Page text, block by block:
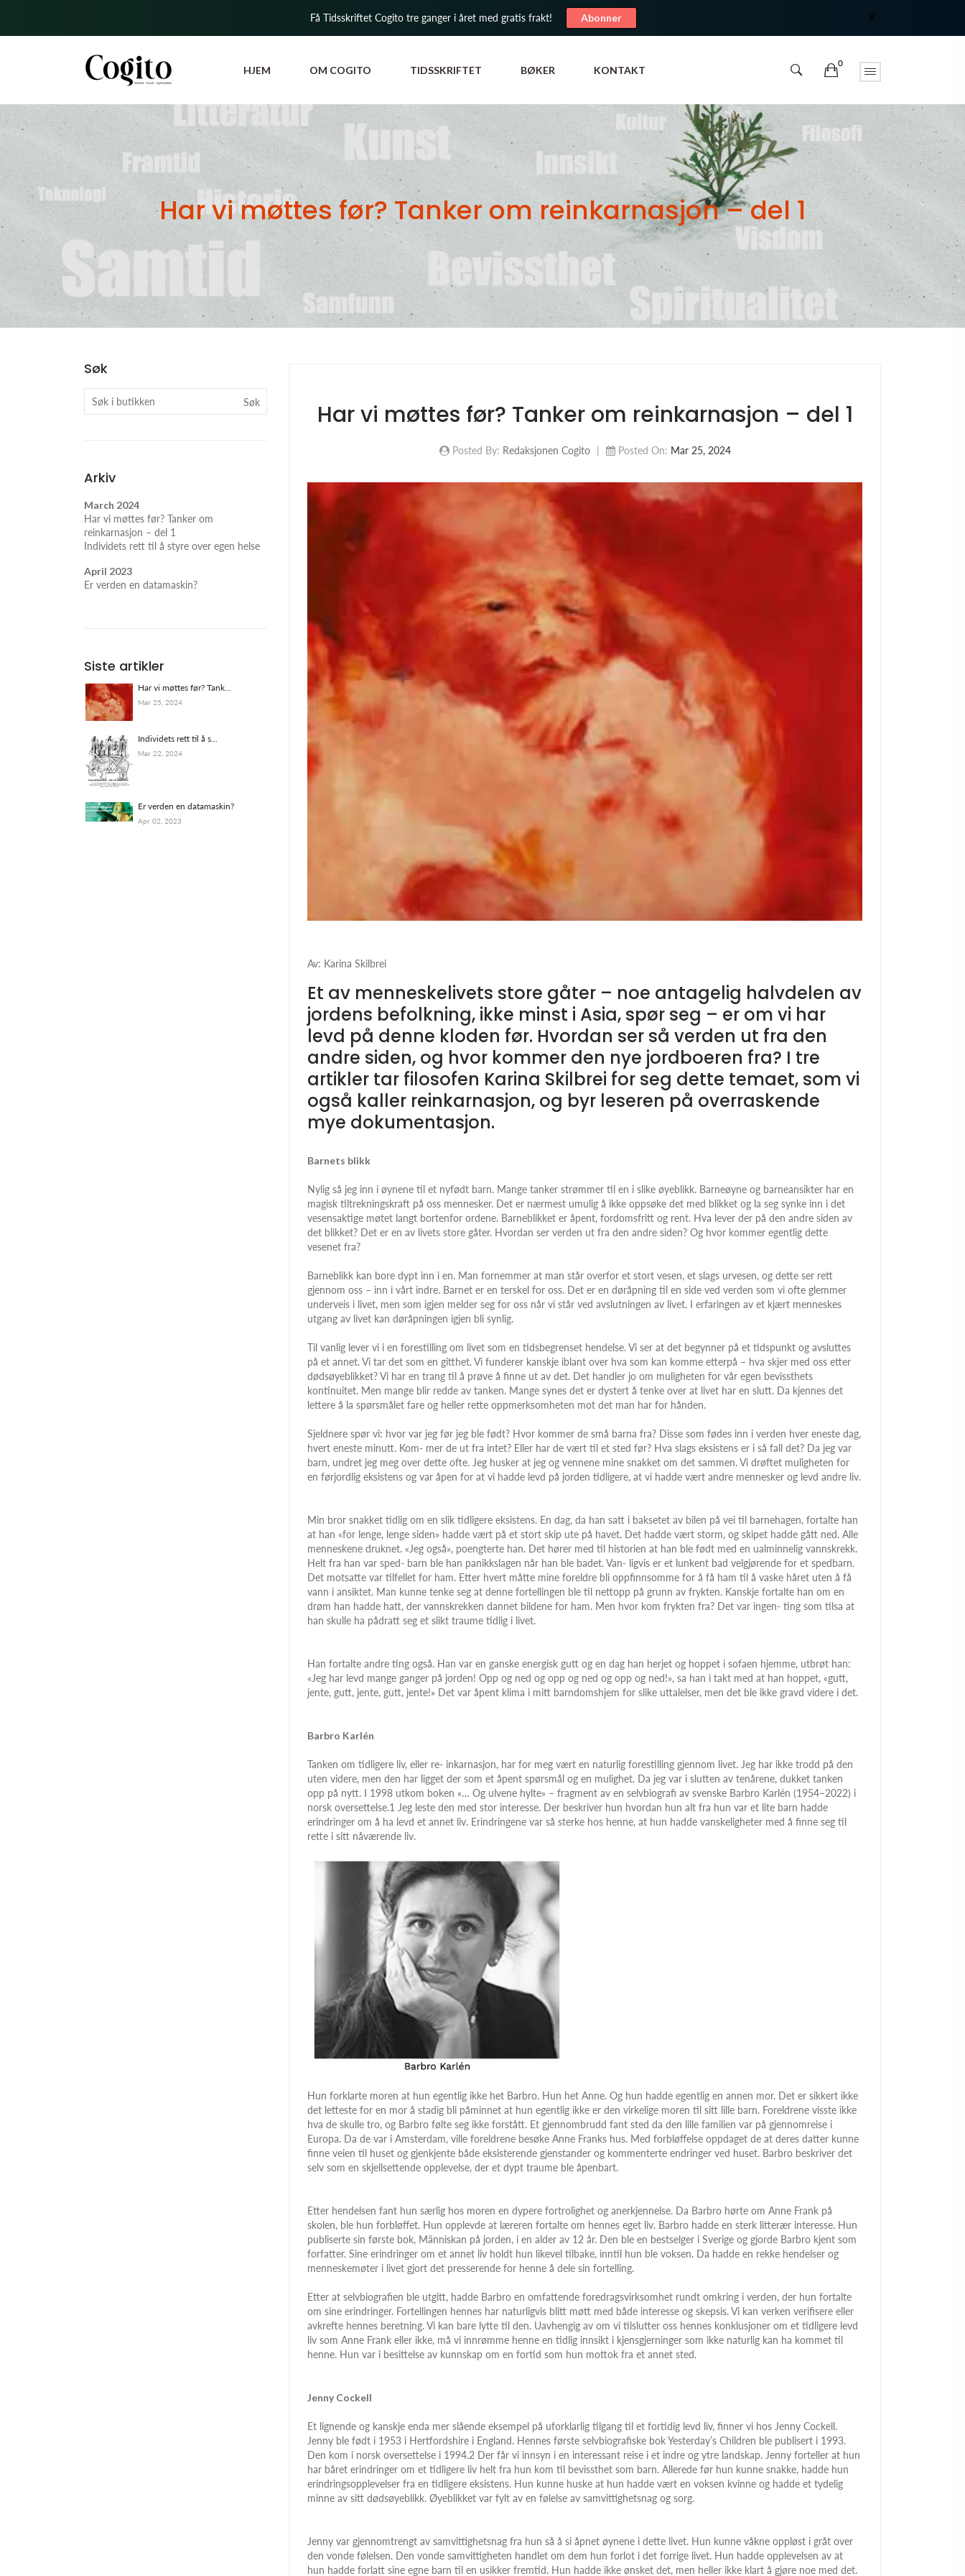
Få Tidsskriftet Cogito tre ganger i året med gratis frakt! Abonner X
HJEM OM COGITO TIDSSKRIFTET BØKER KONTAKT
0
Har vi møttes før? Tanker om reinkarnasjon – del 1
Søk
Søk
Arkiv
March 2024
Har vi møttes før? Tanker om
reinkarnasjon – del 1
Individets rett til å styre over egen helse
April 2023
Er verden en datamaskin?
Siste artikler
Har vi møttes før? Tank...
Mar 25, 2024
Individets rett til å s...
Mar 22, 2024
Er verden en datamaskin?
Apr 02, 2023
Har vi møttes før? Tanker om reinkarnasjon – del 1
Posted By: Redaksjonen Cogito | Posted On: Mar 25, 2024
Av: Karina Skilbrei
Et av menneskelivets store gåter – noe antagelig halvdelen av
jordens befolkning, ikke minst i Asia, spør seg – er om vi har
levd på denne kloden før. Hvordan ser så verden ut fra den
andre siden, og hvor kommer den nye jordboeren fra? I tre
artikler tar filosofen Karina Skilbrei for seg dette temaet, som vi
også kaller reinkarnasjon, og byr leseren på overraskende
mye dokumentasjon.
Barnets blikk
Nylig så jeg inn i øynene til et nyfødt barn. Mange tanker strømmer til en i slike øyeblikk. Barneøyne og barneansikter har en
magisk tiltrekningskraft på oss mennesker. Det er nærmest umulig å ikke oppsøke det med blikket og la seg synke inn i det
vesensaktige møtet langt bortenfor ordene. Barneblikket er åpent, fordomsfritt og rent. Hva lever der på den andre siden av
det blikket? Det er en av livets store gåter. Hvordan ser verden ut fra den andre siden? Og hvor kommer egentlig dette
vesenet fra?
Barneblikk kan bore dypt inn i en. Man fornemmer at man står overfor et stort vesen, et slags urvesen, og dette ser rett
gjennom oss – inn i vårt indre. Barnet er en terskel for oss. Det er en døråpning til en side ved verden som vi ofte glemmer
underveis i livet, men som igjen melder seg for oss når vi står ved avslutningen av livet. I erfaringen av et kjært menneskes
utgang av livet kan døråpningen igjen bli synlig.
Til vanlig lever vi i en forestilling om livet som en tidsbegrenset hendelse. Vi ser at det begynner på et tidspunkt og avsluttes
på et annet. Vi tar det som en gitthet. Vi funderer kanskje iblant over hva som kan komme etterpå – hva skjer med oss etter
dødsøyeblikket? Vi har en trang til å prøve å finne ut av det. Det handler jo om muligheten for vår egen bevissthets
kontinuitet. Men mange blir redde av tanken. Mange synes det er dystert å tenke over at livet har en slutt. Da kjennes det
lettere å la spørsmålet fare og heller rette oppmerksomheten mot det man har for hånden.
Sjeldnere spør vi: hvor var jeg før jeg ble født? Hvor kommer de små barna fra? Disse som fødes inn i verden hver eneste dag,
hvert eneste minutt. Kom- mer de ut fra intet? Eller har de vært til et sted før? Hva slags eksistens er i så fall det? Da jeg var
barn, undret jeg meg over dette ofte. Jeg husker at jeg og vennene mine snakket om det sammen. Vi drøftet muligheten for
en førjordlig eksistens og var åpen for at vi hadde levd på jorden tidligere, at vi hadde vært andre mennesker og levd andre liv.
Min bror snakket tidlig om en slik tidligere eksistens. En dag, da han satt i baksetet av bilen på vei til barnehagen, fortalte han
at han «for lenge, lenge siden» hadde vært på et stort skip ute på havet. Det hadde vært storm, og skipet hadde gått ned. Alle
menneskene druknet. «Jeg også», poengterte han. Det hører med til historien at han ble født med en ualminnelig vannskrekk.
Helt fra han var sped- barn ble han panikkslagen når han ble badet. Van- ligvis er et lunkent bad velgjørende for et spedbarn.
Det motsatte var tilfellet for ham. Etter hvert måtte mine foreldre bli oppfinnsomme for å få ham til å vaske håret uten å få
vann i ansiktet. Man kunne tenke seg at denne fortellingen ble til nettopp på grunn av frykten. Kanskje fortalte han om en
drøm han hadde hatt, der vannskrekken dannet bildene for ham. Men hvor kom frykten fra? Det var ingen- ting som tilsa at
han skulle ha pådratt seg et slikt traume tidlig i livet.
Han fortalte andre ting også. Han var en ganske energisk gutt og en dag han herjet og hoppet i sofaen hjemme, utbrøt han:
«Jeg har levd mange ganger på jorden! Opp og ned og opp og ned og opp og ned!», sa han i takt med at han hoppet, «gutt,
jente, gutt, jente, gutt, jente!» Det var åpent klima i mitt barndomshjem for slike uttalelser, men det ble ikke gravd videre i det.
Barbro Karlén
Tanken om tidligere liv, eller re- inkarnasjon, har for meg vært en naturlig forestilling gjennom livet. Jeg har ikke trodd på den
uten videre, men den har ligget der som et åpent spørsmål og en mulighet. Da jeg var i slutten av tenårene, dukket tanken
opp på nytt. I 1998 utkom boken «… Og ulvene hylte» – fragment av en selvbiografi av svenske Barbro Karlén (1954–2022) i
norsk oversettelse.1 Jeg leste den med stor interesse. Der beskriver hun hvordan hun alt fra hun var et lite barn hadde
erindringer om å ha levd et annet liv. Erindringene var så sterke hos henne, at hun hadde vanskeligheter med å finne seg til
rette i sitt nåværende liv.
Hun forklarte moren at hun egentlig ikke het Barbro. Hun het Anne. Og hun hadde egentlig en annen mor. Det er sikkert ikke
det letteste for en mor å stadig bli påminnet at hun egentlig ikke er den virkelige moren til sitt lille barn. Foreldrene visste ikke
hva de skulle tro, og Barbro følte seg ikke forstått. Et gjennombrudd fant sted da den lille familien var på gjennomreise i
Europa. Da de var i Amsterdam, ville foreldrene besøke Anne Franks hus. Med forbløffelse oppdaget de at deres datter kunne
finne veien til huset og gjenkjente både eksisterende gjenstander og kommenterte endringer ved huset. Barbro beskriver det
selv som en skjellsettende opplevelse, der et dypt traume ble åpenbart.
Etter hendelsen fant hun særlig hos moren en dypere fortrolighet og anerkjennelse. Da Barbro hørte om Anne Frank på
skolen, ble hun forbløffet. Hun opplevde at læreren fortalte om hennes eget liv. Barbro hadde en sterk litterær interesse. Hun
publiserte sin første bok, Människan på jorden, i en alder av 12 år. Den ble en bestselger i Sverige og gjorde Barbro kjent som
forfatter. Sine erindringer om et annet liv holdt hun likevel tilbake, inntil hun ble voksen. Da hadde en rekke hendelser og
menneskemøter i livet gjort det presserende for henne å dele sin fortelling.
Etter at selvbiografien ble utgitt, hadde Barbro en omfattende foredragsvirksomhet rundt omkring i verden, der hun fortalte
om sine erindringer. Fortellingen hennes har naturligvis blitt møtt med både interesse og skepsis. Vi kan verken verifisere eller
avkrefte hennes beretning. Vi kan bare lytte til den. Uavhengig av om vi tilslutter oss hennes konklusjoner om et tidligere levd
liv som Anne Frank eller ikke, må vi innrømme henne en tidlig innsikt i kjensgjerninger som ikke naturlig kan ha kommet til
henne. Hun var i besittelse av kunnskap om en fortid som hun mottok fra et annet sted.
Jenny Cockell
Et lignende og kanskje enda mer slående eksempel på uforklarlig tilgang til et fortidig levd liv, finner vi hos Jenny Cockell.
Jenny ble født i 1953 i Hertfordshire i England. Hennes første selvbiografiske bok Yesterday’s Children ble publisert i 1993.
Den kom i norsk oversettelse i 1994.2 Der får vi innsyn i en interessant reise i et indre og ytre landskap. Jenny forteller at hun
har båret erindringer om et tidligere liv helt fra hun kom til bevissthet som barn. Allerede før hun kunne snakke, hadde hun
erindringsopplevelser fra en tidligere eksistens. Hun kunne huske at hun hadde vært en voksen kvinne og hadde et tydelig
minne av sitt dødsøyeblikk. Øyeblikket var fylt av en følelse av samvittighetsnag og sorg.
Jenny var gjennomtrengt av samvittighetsnag fra hun så å si åpnet øynene i dette livet. Hun kunne våkne oppløst i gråt over
den vonde følelsen. Den vonde samvittigheten handlet om dem hun forlot i det forrige livet. Hun hadde opplevelsen av at
hun hadde forlatt sine egne barn til en usikker fremtid. Hun hadde ikke ønsket det, men heller ikke klart å gjøre noe med det.